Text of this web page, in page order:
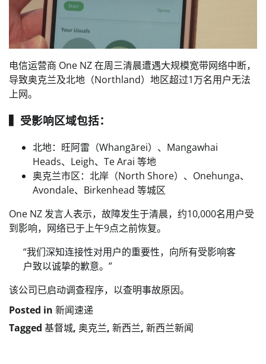
电信运营商 One NZ 在周三清晨遭遇大规模宽带网络中断，
导致奥克兰及北地（Northland）地区超过1万名用户无法
上网。
▍受影响区域包括：
北地：旺阿雷（Whangārei）、Mangawhai
Heads、Leigh、Te Arai 等地
奥克兰市区：北岸（North Shore）、Onehunga、
Avondale、Birkenhead 等城区
One NZ 发言人表示，故障发生于清晨，约10,000名用户受
到影响，网络已于上午9点之前恢复。
“我们深知连接性对用户的重要性，向所有受影响客
户致以诚挚的歉意。”
该公司已启动调查程序，以查明事故原因。
Posted in 新闻速递
Tagged 基督城, 奥克兰, 新西兰, 新西兰新闻